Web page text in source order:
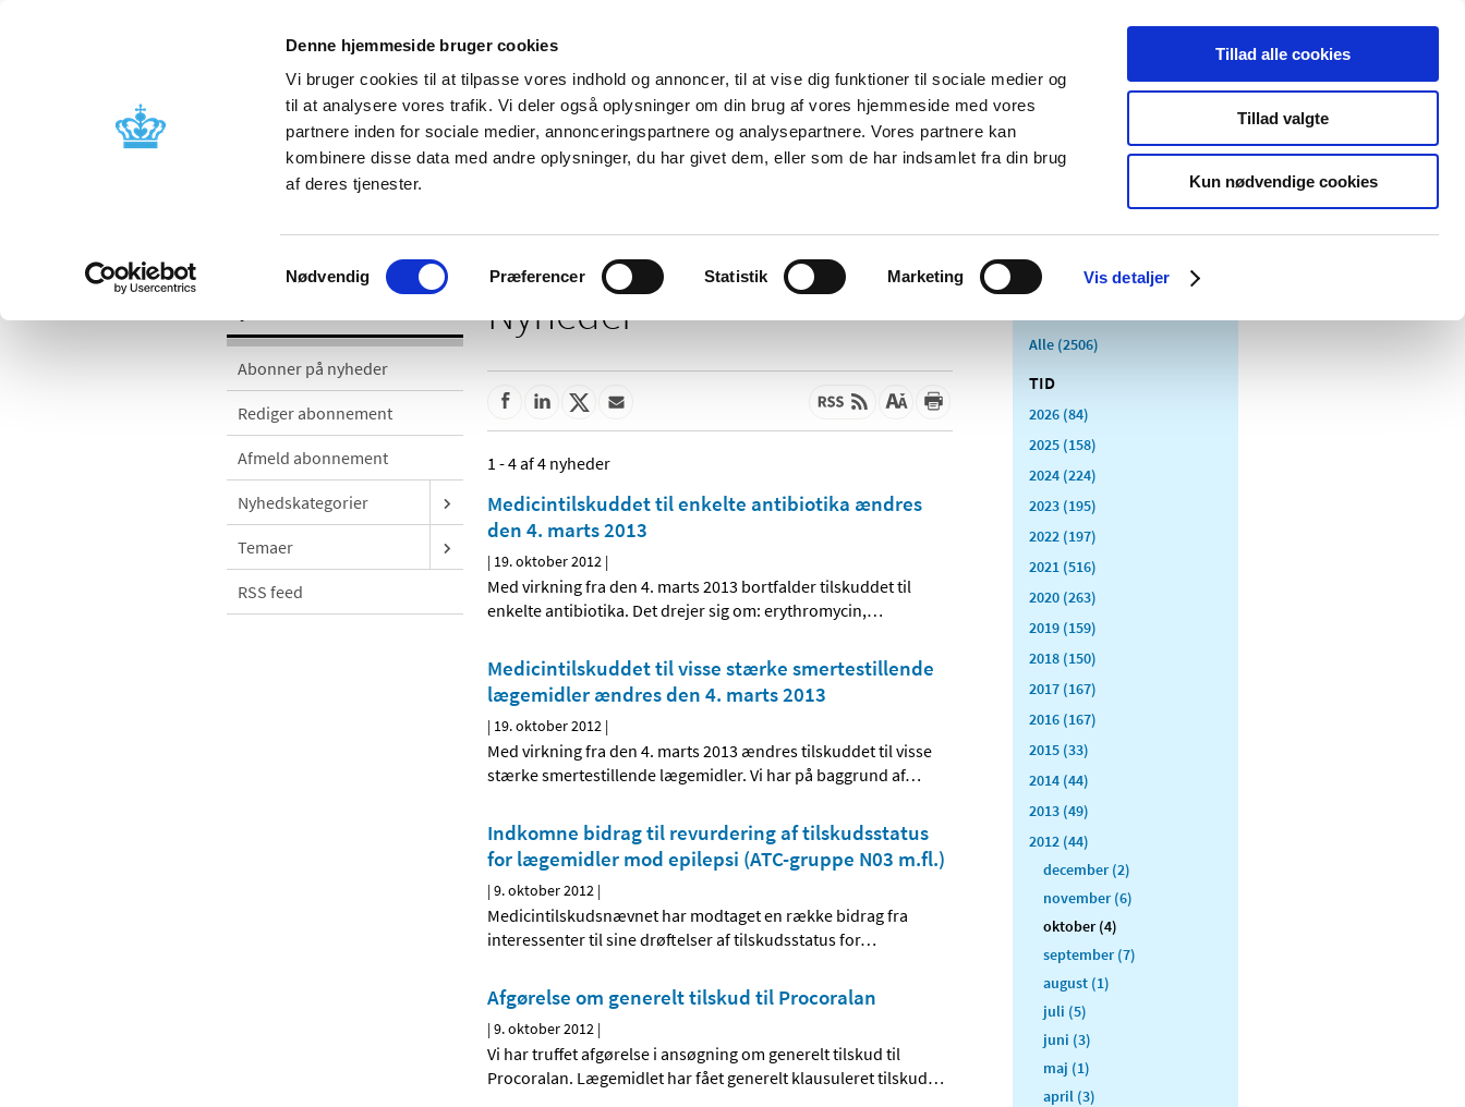
Denne hjemmeside bruger cookies
Vi bruger cookies til at tilpasse vores indhold og annoncer, til at vise dig funktioner til sociale medier og
til at analysere vores trafik. Vi deler også oplysninger om din brug af vores hjemmeside med vores
partnere inden for sociale medier, annonceringspartnere og analysepartnere. Vores partnere kan
kombinere disse data med andre oplysninger, du har givet dem, eller som de har indsamlet fra din brug
af deres tjenester.
Samtykkevalg
Nødvendig Præferencer Statistik Marketing Vis detaljer
Tillad alle cookies
Tillad valgte
Kun nødvendige cookies
Nyheder Om os Kontakt Udgivelser
Godkendelse og
Bivirkninger og
produktinformation
Tilskud og
Apoteker og salg af
Medicinsk
Særlige
produktområder
Abonner på nyheder
Rediger abonnement
Afmeld abonnement
Nyhedskategorier
Temaer
RSS feed
Nyheder
1 - 4 af 4 nyheder
Medicintilskuddet til enkelte antibiotika ændres
den 4. marts 2013
| 19. oktober 2012 |
Med virkning fra den 4. marts 2013 bortfalder tilskuddet til
enkelte antibiotika. Det drejer sig om: erythromycin,…
Medicintilskuddet til visse stærke smertestillende
lægemidler ændres den 4. marts 2013
| 19. oktober 2012 |
Med virkning fra den 4. marts 2013 ændres tilskuddet til visse
stærke smertestillende lægemidler. Vi har på baggrund af…
Indkomne bidrag til revurdering af tilskudsstatus
for lægemidler mod epilepsi (ATC-gruppe N03 m.fl.)
|9. oktober 2012 |
Medicintilskudsnævnet har modtaget en række bidrag fra
interessenter til sine drøftelser af tilskudsstatus for…
Afgørelse om generelt tilskud til Procoralan
|9. oktober 2012 |
Vi har truffet afgørelse i ansøgning om generelt tilskud til
Procoralan. Lægemidlet har fået generelt klausuleret tilskud…
Alle (2506)
TID
2026 (84)
2025 (158)
2024 (224)
2023 (195)
2022 (197)
2021 (516)
2020 (263)
2019 (159)
2018 (150)
2017 (167)
2016 (167)
2015 (33)
2014 (44)
2013 (49)
2012 (44)
december (2)
november (6)
oktober (4)
september (7)
august (1)
juli (5)
juni (3)
maj (1)
april (3)